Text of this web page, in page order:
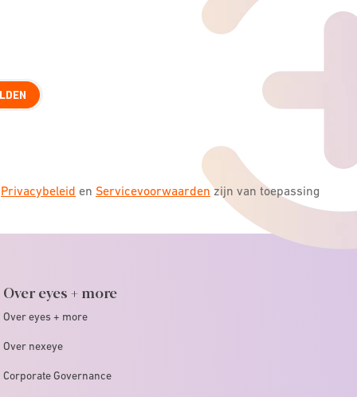
Privacybeleid en Servicevoorwaardenzijn van toepassing
Over eyes + more
Over eyes + more
Over nexeye
Corporate Governance